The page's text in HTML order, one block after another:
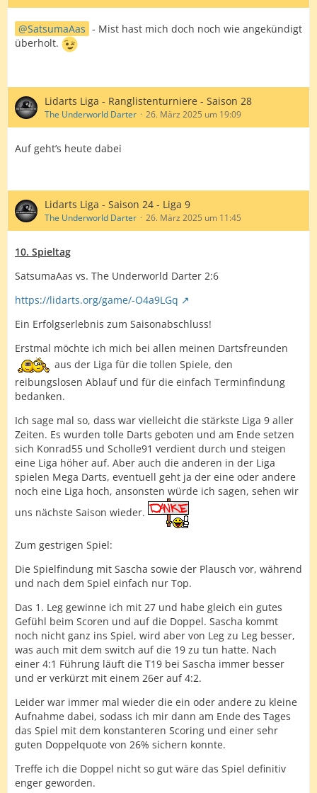
SatsumaAas - Mist hast mich doch noch wie angekündigt
überholt.
Lidarts Liga - Ranglistenturniere - Saison 28
The Underworld Darter 26. März 2025 um 19:09
Auf geht’s heute dabei
Lidarts Liga - Saison 24 - Liga 9
The Underworld Darter 26. März 2025 um 11:45
10. Spieltag
SatsumaAas vs. The Underworld Darter 2:6
https://lidarts.org/game/-O4a9LGq
Ein Erfolgserlebnis zum Saisonabschluss!
Erstmal möchte ich mich bei allen meinen Dartsfreunden
aus der Liga für die tollen Spiele, den
reibungslosen Ablauf und für die einfach Terminfindung
bedanken.
Ich sage mal so, dass war vielleicht die stärkste Liga 9 aller
Zeiten. Es wurden tolle Darts geboten und am Ende setzen
sich Konrad55 und Scholle91 verdient durch und steigen
eine Liga höher auf. Aber auch die anderen in der Liga
spielen Mega Darts, eventuell geht ja der eine oder andere
noch eine Liga hoch, ansonsten würde ich sagen, sehen wir
uns nächste Saison wieder.
Zum gestrigen Spiel:
Die Spielfindung mit Sascha sowie der Plausch vor, während
und nach dem Spiel einfach nur Top.
Das 1. Leg gewinne ich mit 27 und habe gleich ein gutes
Gefühl beim Scoren und auf die Doppel. Sascha kommt
noch nicht ganz ins Spiel, wird aber von Leg zu Leg besser,
was auch mit dem switch auf die 19 zu tun hatte. Nach
einer 4:1 Führung läuft die T19 bei Sascha immer besser
und er verkürzt mit einem 26er auf 4:2.
Leider war immer mal wieder die ein oder andere zu kleine
Aufnahme dabei, sodass ich mir dann am Ende des Tages
das Spiel mit dem konstanteren Scoring und einer sehr
guten Doppelquote von 26% sichern konnte.
Treffe ich die Doppel nicht so gut wäre das Spiel definitiv
enger geworden.